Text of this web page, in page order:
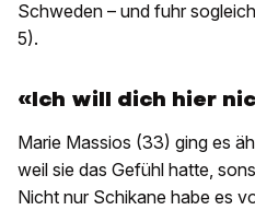
Schweden – und fuhr
5).
«Ich will dich hier
Marie Massios (33) ging es
weil sie das Gefühl hatte,
Nicht nur Schikane habe es